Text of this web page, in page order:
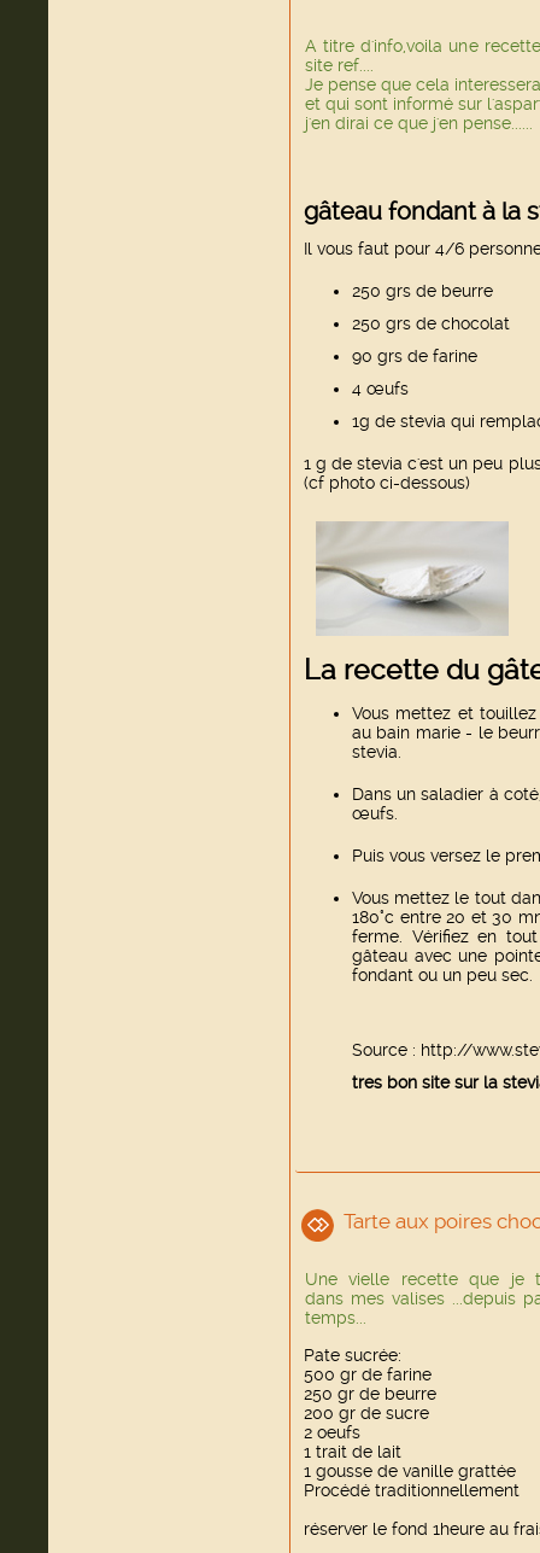
A titre d'info,voila une
site ref....
Je pense que cela
et qui sont informé sur
j'en dirai ce que j'en
gâteau fondant à la
Il vous faut pour 4/6
250 grs de beurre
250 grs de chocolat
90 grs de farine
4 œufs
1g de stevia qui
1 g de stevia c'est un peu
(cf photo ci-dessous)
La recette du
Vous mettez et
au bain marie - le
stevia.
Dans un saladier à
œufs.
Puis vous versez le
Vous mettez le tout
180°c entre 20 et 30
ferme. Vérifiez en
gâteau avec une
fondant ou un peu sec.
Source : http://
tres bon site sur la
Tarte aux poires
Une vielle recette que je
dans mes valises ...depuis
temps...
Pate sucrée:
500 gr de farine
250 gr de beurre
200 gr de sucre
2 oeufs
1 trait de lait
1 gousse de vanille grattée
Procédé traditionnellement
réserver le fond 1heure au